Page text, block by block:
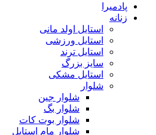
پادمیرا
زنانه
استایل اولد مانی
استایل ورزشی
استایل ترند
سایز بزرگ
استایل مشکی
شلوار
شلوار جین
شلوار بگ
شلوار بوت کات
شلوار مام استایل